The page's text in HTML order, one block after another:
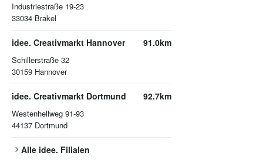
Industriestraße 19-23
33034 Brakel
idee. Creativmarkt Hannover
Schillerstraße 32
30159 Hannover
91.0km
idee. Creativmarkt Dortmund
Westenhellweg 91-93
44137 Dortmund
92.7km
Alle idee. Filialen